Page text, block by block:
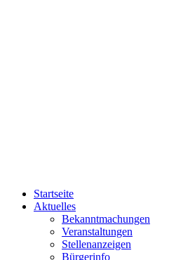
Startseite
Aktuelles
Bekanntmachungen
Veranstaltungen
Stellenanzeigen
Bürgerinfo